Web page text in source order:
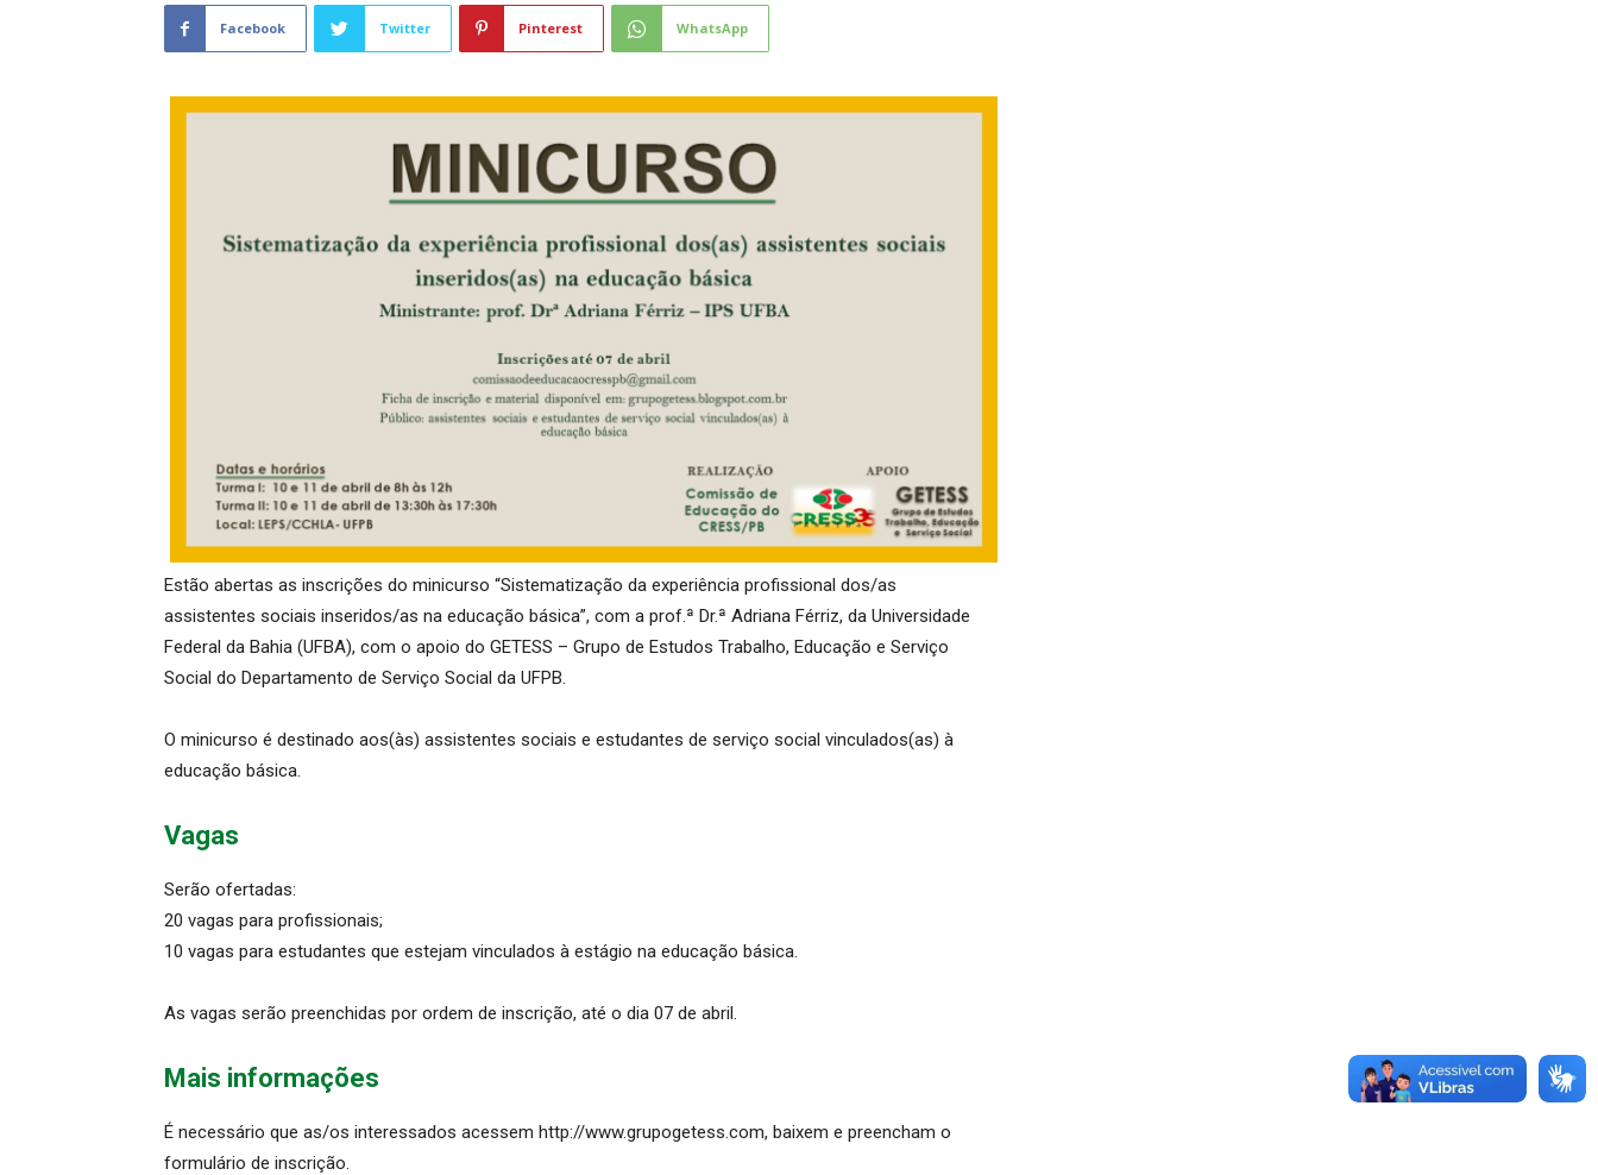
Facebook Twitter Pinterest WhatsApp
Estão abertas as inscrições do minicurso “Sistematização da experiência profissional dos/as
assistentes sociais inseridos/as na educação básica”, com a prof.ª Dr.ª Adriana Férriz, da Universidade
Federal da Bahia (UFBA), com o apoio do GETESS – Grupo de Estudos Trabalho, Educação e Serviço
Social do Departamento de Serviço Social da UFPB.
O minicurso é destinado aos(às) assistentes sociais e estudantes de serviço social vinculados(as) à
educação básica.
Vagas
Serão ofertadas:
20 vagas para profissionais;
10 vagas para estudantes que estejam vinculados à estágio na educação básica.
As vagas serão preenchidas por ordem de inscrição, até o dia 07 de abril.
Mais informações
É necessário que as/os interessados acessem http://www.grupogetess.com, baixem e preencham o
formulário de inscrição.